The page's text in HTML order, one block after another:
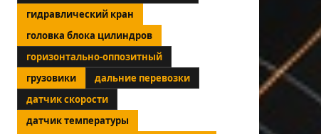
гидравлический кран
головка блока цилиндров
горизонтально-оппозитный
грузовики
дальние перевозки
датчик скорости
датчик температуры